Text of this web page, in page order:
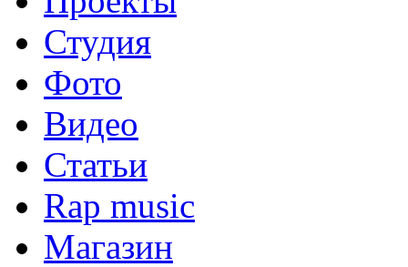
Студия
Фото
Видео
Статьи
Rap music
Магазин